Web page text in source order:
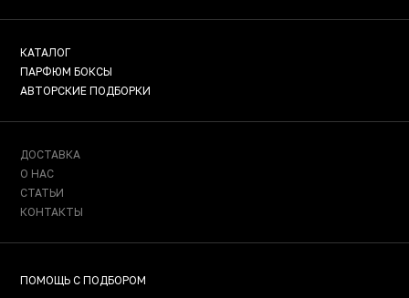
КАТАЛОГ
ПАРФЮМ БОКСЫ
АВТОРСКИЕ ПОДБОРКИ
ДОСТАВКА
О НАС
СТАТЬИ
КОНТАКТЫ
ПОМОЩЬ С ПОДБОРОМ